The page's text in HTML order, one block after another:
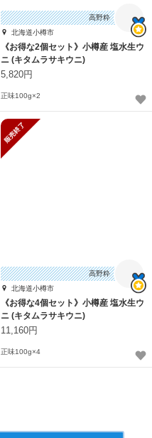
高野粋
北海道小樽市
《お得な2個セット》小樽産 塩水生ウ
ニ (キタムラサキウニ)
5,820円
正味100g×2
高野粋
北海道小樽市
《お得な4個セット》小樽産 塩水生ウ
ニ (キタムラサキウニ)
11,160円
正味100g×4